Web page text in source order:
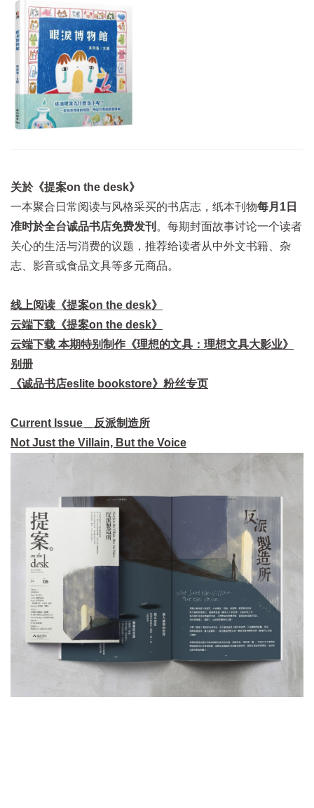
关於《提案on the desk》
一本聚合日常阅读与风格采买的书店志，纸本刊物每月1日
准时於全台诚品书店免费发刊 。每期封面故事讨论一个读者
关心的生活与消费的议题，推荐给读者从中外文书籍、杂
志、影音或食品文具等多元商品。
线上阅读《提案on the desk》
云端下载《提案on the desk》
云端下载 本期特别制作《理想的文具：理想文具大影业》
别册
《诚品书店eslite bookstore》粉丝专页
Current Issue＿反派制造所
Not Just the Villain, But the Voice